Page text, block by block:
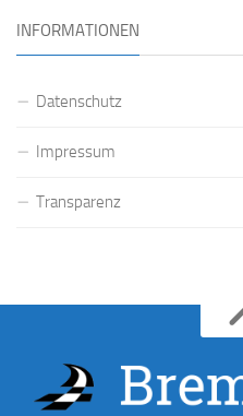
INFORMATIONEN
Datenschutz
Impressum
Transparenz